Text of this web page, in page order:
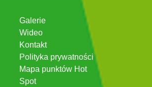
Galerie
Wideo
Kontakt
Polityka prywatności
Mapa punktów Hot
Spot